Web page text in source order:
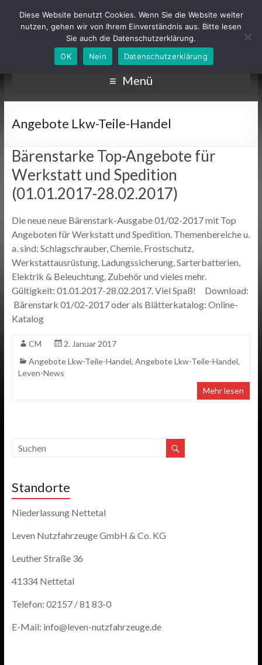
Menü
Angebote Lkw-Teile-Handel
Bärenstarke Top-Angebote für
Werkstatt und Spedition
(01.01.2017-28.02.2017)
Die neue neue Bärenstark-Ausgabe 01/02-2017 mit Top
Angeboten für Werkstatt und Spedition. Themenbereiche u.
a. sind: Schlagschrauber, Chemie, Frostschutz,
Werkstattausrüstung, Ladungssicherung, Sarterbatterien,
Elektrik & Beleuchtung, Zubehör und vieles mehr.
Gültigkeit: 01.01.2017-28.02.2017. Viel Spaß! Download:
Bärenstark 01/02-2017 oder als Blätterkatalog: Online-
Katalog
CM
2. Januar 2017
Angebote Lkw-Teile-Handel, Angebote Lkw-Teile-Handel,
Leven-News
Mehr lesen
Standorte
Niederlassung Nettetal
Leven Nutzfahrzeuge GmbH & Co. KG
Leuther Straße 36
41334 Nettetal
Telefon: 02157 / 81 83-0
E-Mail: info@leven-nutzfahrzeuge.de
Diese Website benutzt Cookies. Wenn Sie die Website weiter
nutzen, gehen wir von Ihrem Einverständnis aus. Bitte lesen
Sie auch die Datenschutzerklärung.
OK
Nein Datenschutzerklärung